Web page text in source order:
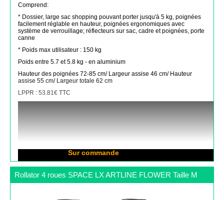
Comprend:
* Dossier, large sac shopping pouvant porter jusqu'à 5 kg, poignées
facilement réglable en hauteur, poignées ergonomiques avec
système de verrouillage; réflecteurs sur sac, cadre et poignées, porte
canne
* Poids max utilisateur : 150 kg
Poids entre 5.7 et 5.8 kg - en aluminium
Hauteur des poignées 72-85 cm/ Largeur assise 46 cm/ Hauteur
assise 55 cm/ Largeur totale 62 cm
LPPR : 53.81€ TTC
Sur commande
Rollator 4 roues SPACE LX ARTLINE FLOWER Taille M